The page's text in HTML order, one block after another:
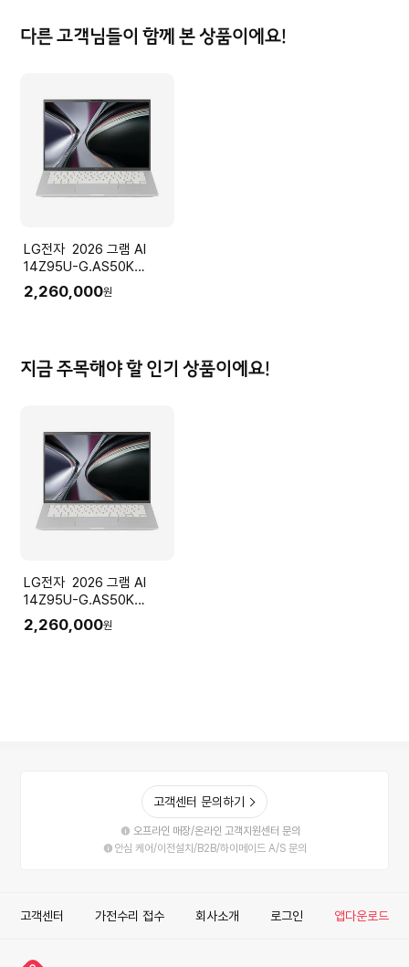
다른 고객님들이 함께 본 상품이에요!
LG전자 2026 그램 AI
14Z95U-G.AS50K
(Ryzen5
16GB(LPDDR5x) SSD
2,260,000원
지금 주목해야 할 인기 상품이에요!
LG전자 2026 그램 AI
14Z95U-G.AS50K
(Ryzen5
16GB(LPDDR5x) SSD
2,260,000원
고객센터 문의하기
오프라인 매장/온라인 고객지원센터 문의
안심 케어/이전설치/B2B/하이메이드 A/S 문의
고객센터 가전수리 접수 회사소개 로그인 앱다운로드